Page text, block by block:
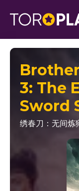
3: The
Sword
绣春刀：无间炼